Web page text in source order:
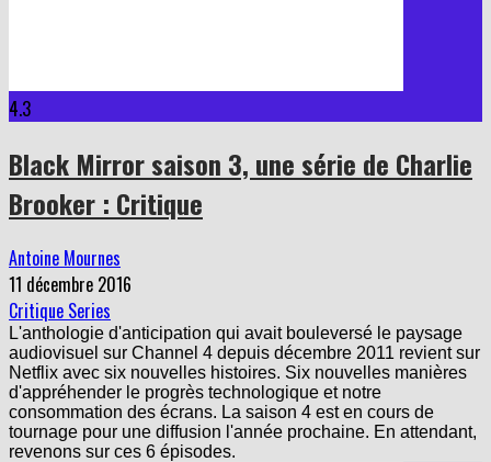
4.3
Black Mirror saison 3, une série de Charlie
Brooker : Critique
Antoine Mournes
11 décembre 2016
Critique Series
L'anthologie d'anticipation qui avait bouleversé le paysage
audiovisuel sur Channel 4 depuis décembre 2011 revient sur
Netflix avec six nouvelles histoires. Six nouvelles manières
d'appréhender le progrès technologique et notre
consommation des écrans. La saison 4 est en cours de
tournage pour une diffusion l'année prochaine. En attendant,
revenons sur ces 6 épisodes.